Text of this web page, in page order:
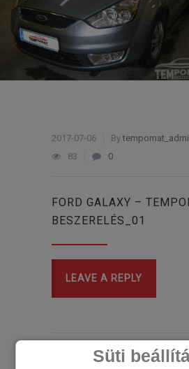
Süti
2017-07-06 By
83
0
FORD GALAXY –
BESZERELÉS_01
LEAVE A REPLY